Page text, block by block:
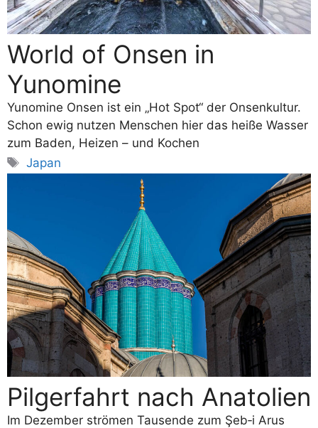
World of Onsen in
Yunomine
Yunomine Onsen ist ein „Hot Spot“ der Onsenkultur.
Schon ewig nutzen Menschen hier das heiße Wasser
zum Baden, Heizen – und Kochen
Schlagwörter
Japan
Pilgerfahrt nach Anatolien
Im Dezember strömen Tausende zum Şeb‑i Arus